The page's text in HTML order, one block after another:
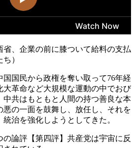
省、企業の前に膝ついて給料の支払
）
国民から政権を奪い取って76年経
大革命など大規模な運動の中でおび
中共はもともと人間の持つ善良な本
の一面を鼓舞し、放任し、それを
治を強化しようとしてきた。
の論評【第四評】共産党は宇宙に反